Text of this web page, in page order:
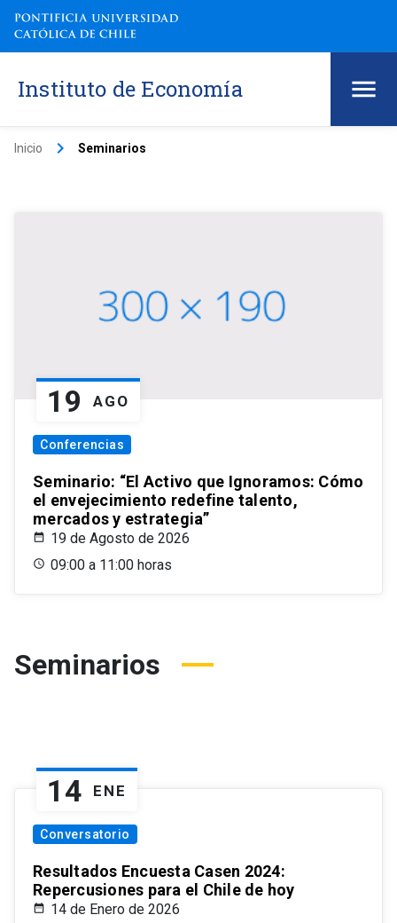
Instituto de Economía
Inicio keyboard_arrow_right Seminarios
19 AGO
Conferencias
Seminario: “El Activo que Ignoramos: Cómo
el envejecimiento redefine talento,
mercados y estrategia”
19 de Agosto de 2026
09:00 a 11:00 horas
Seminarios
14 ENE
Conversatorio
Resultados Encuesta Casen 2024:
Repercusiones para el Chile de hoy
14 de Enero de 2026